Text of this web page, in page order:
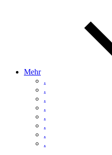
Mehr
.
.
.
.
.
.
.
.